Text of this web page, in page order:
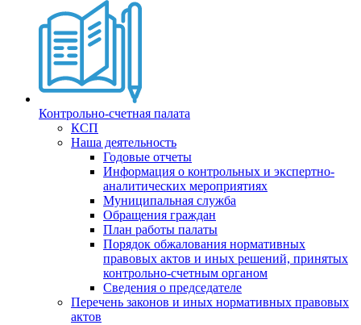
Контрольно-счетная палата
КСП
Наша деятельность
Годовые отчеты
Информация о контрольных и экспертно-
аналитических мероприятиях
Муниципальная служба
Обращения граждан
План работы палаты
Порядок обжалования нормативных
правовых актов и иных решений, принятых
контрольно-счетным органом
Сведения о председателе
Перечень законов и иных нормативных правовых
актов